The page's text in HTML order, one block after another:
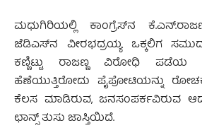
ಮಧುಗಿರಿಯಲ್ಲಿ ಕಾಂಗ್ರೆಸ್‍ನ
ಜೆಡಿಎಸ್‍ನ ವೀರಭದ್ರಯ್ಯ ಒಕ್ಕಲಿಗ
ಕಣ್ಣಿಟ್ಟು ರಾಜಣ್ಣ ವಿರೋಧಿ ಪಡೆಯ
ಹೆಣೆಯುತ್ತಿರೋದು ಪೈಪೋಟಿಯನ್ನು
ಕೆಲಸ ಮಾಡಿರುವ, ಜನಸಂಪರ್ಕವಿರುವ
ಛಾನ್ಸ್ ತುಸು ಜಾಸ್ತಿಯಿದೆ.